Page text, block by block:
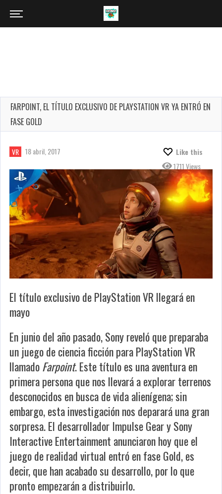
FARPOINT, EL TÍTULO EXCLUSIVO DE PLAYSTATION VR YA ENTRÓ EN
FASE GOLD
VR 18 abril, 2017
Like this
1711 Views
El título exclusivo de PlayStation VR llegará en
mayo
En junio del año pasado, Sony reveló que preparaba
un juego de ciencia ficción para PlayStation VR
llamadoFarpoint. Este título es una aventura en
primera persona que nos llevará a explorar terrenos
desconocidos en busca de vida alienígena; sin
embargo, esta investigación nos deparará una gran
sorpresa. El desarrollador Impulse Gear y Sony
Interactive Entertainment anunciaron hoy que el
juego de realidad virtual entró en fase Gold, es
decir, que han acabado su desarrollo, por lo que
pronto empezarán a distribuirlo.